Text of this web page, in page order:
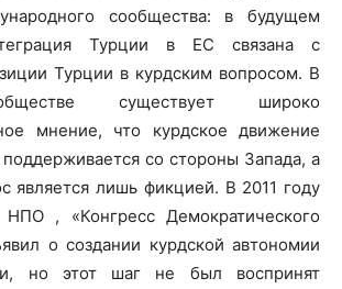
сообщества: в будущем
Турции в ЕС связана с
Турции в курдским вопросом. В
существует широко
мнение, что курдское движение
со стороны Запада, а
является лишь фикцией. В 2011 году
НПО , «Конгресс Демократического
о создании курдской автономии
но этот шаг не был воспринят